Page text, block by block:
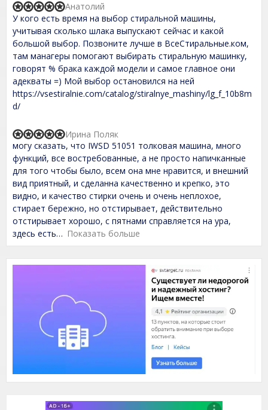
5
R
a
t
d
5
,
0
o
u
5
У кого есть время на выбор стиральной машины,
учитывая сколько шлака выпускают сейчас и какой
большой выбор. Позвоните лучше в ВсеСтиральные.ком,
там манагеры помогают выбирать стиральную машинку,
говорят % брака каждой модели и самое главное они
адекваты =) Мой выбор остановился на ней
https://vsestiralnie.com/catalog/stiralnye_mashiny/lg_f_10b8m
d/
Анатолий
R
a
t
e
d
5
,
0
o
u
t
o
5
могу сказать, что IWSD 51051 толковая машина, много
функций, все востребованные, а не просто напичканные
для того чтобы было, всем она мне нравится, и внешний
вид приятный, и сделанна качественно и крепко, это
видно, и качество стирки очень и очень неплохое,
стирает бережно, но отстирывает, действительно
отстирывает хорошо, с пятнами справляется на ура,
здесь есть
Показать больше
Ирина Поляк